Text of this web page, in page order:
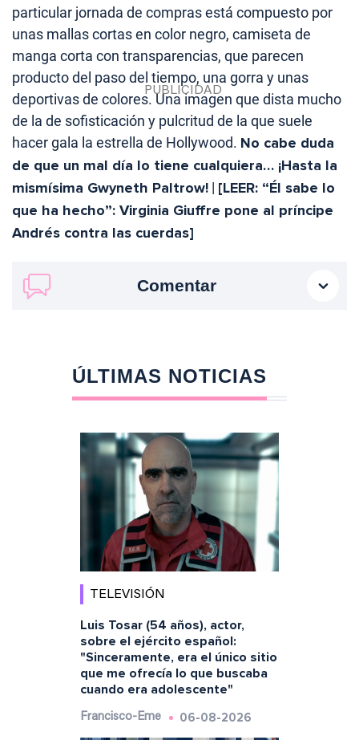
particular jornada de compras está compuesto por
unas mallas cortas en color negro, camiseta de
manga corta con transparencias, que parecen
producto del paso del tiempo, una gorra y unas
deportivas de colores. Una imagen que dista mucho
de la de sofisticación y pulcritud de la que suele
hacer gala la estrella de Hollywood. No cabe duda
de que un mal día lo tiene cualquiera… ¡Hasta la
mismísima Gwyneth Paltrow! | [LEER: “Él sabe lo
que ha hecho”: Virginia Giuffre pone al príncipe
Andrés contra las cuerdas]
Comentar
ÚLTIMAS NOTICIAS
TELEVISIÓN
Luis Tosar (54 años), actor,
sobre el ejército español:
"Sinceramente, era el único sitio
que me ofrecía lo que buscaba
cuando era adolescente"
Francisco-Eme 06-08-2026